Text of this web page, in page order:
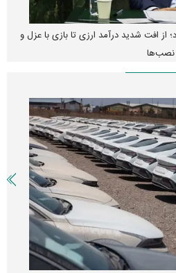
از افت شدید درآمد ارزی تا بازی با عزل و
نصب‌ها